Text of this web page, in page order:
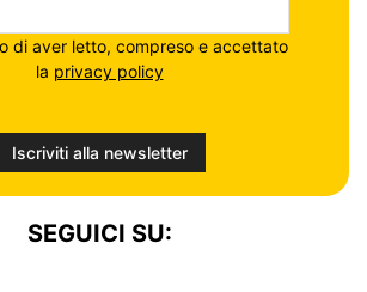
di aver letto, compreso e accettato
la privacy policy
SEGUICI SU: